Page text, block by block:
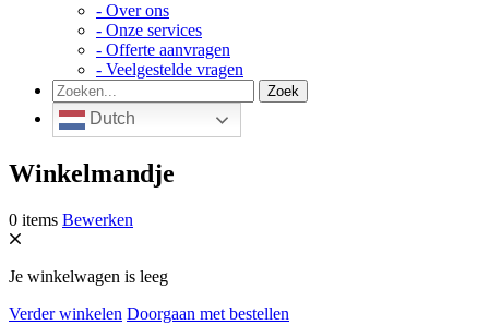
- Over ons
- Onze services
- Offerte aanvragen
- Veelgestelde vragen
Dutch
Winkelmandje
0 items Bewerken
Je winkelwagen is leeg
Verder winkelen Doorgaan met bestellen